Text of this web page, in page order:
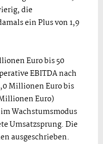
die
ein Plus von 1,9
Euro bis 50
EBITDA nach
Millionen Euro bis
Euro)
Wachstumsmodus
Umsatzsprung. Die
ausgeschrieben.